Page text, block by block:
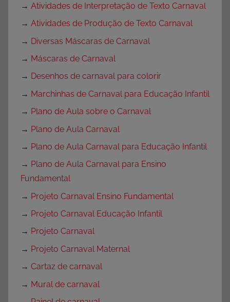
→ Atividades de Interpretação de Texto Carnaval
→ Atividades de Produção de Texto Carnaval
→ Diversas Máscaras de Carnaval
→ Máscaras de Carnaval
→ Desenhos de carnaval para colorir
→ Marchinhas de Carnaval para Educação Infantil
→ Plano de Aula sobre o Carnaval
→ Plano de Aula Carnaval
→ Plano de Aula Carnaval para Educação Infantil
→ Plano de Aula Carnaval para Ensino
Fundamental
→ Projeto Carnaval Ensino Fundamental
→ Projeto Carnaval Educação Infantil
→ Projeto Carnaval
→ Projeto Carnaval Maternal
→ Cartaz de carnaval
→ Mural de carnaval